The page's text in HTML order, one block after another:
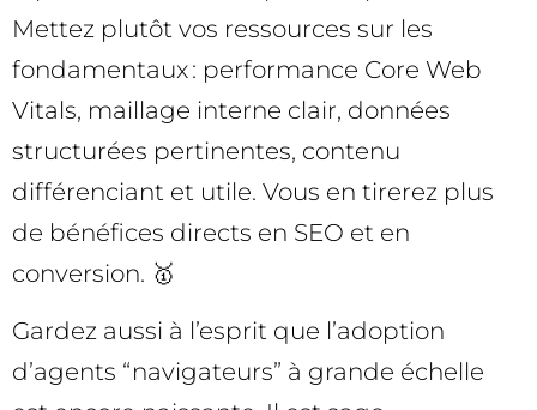
Mettez plutôt vos ressources sur les
fondamentaux : performance Core Web
Vitals, maillage interne clair, données
structurées pertinentes, contenu
différenciant et utile. Vous en tirerez plus
de bénéfices directs en SEO et en
conversion. 🥇
Gardez aussi à l’esprit que l’adoption
d’agents “navigateurs” à grande échelle